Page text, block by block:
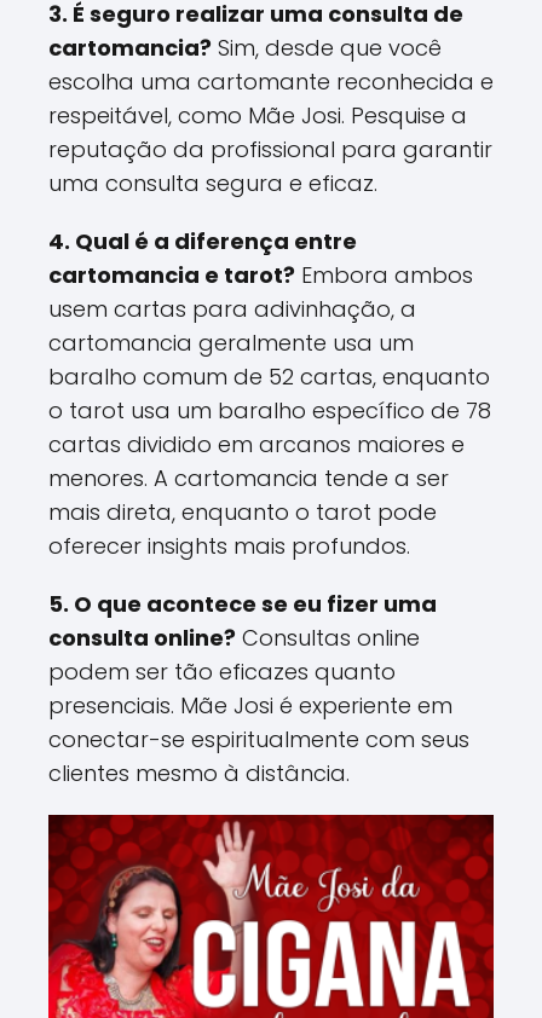
3. É seguro realizar uma consulta de
cartomancia? Sim, desde que você
escolha uma cartomante reconhecida e
respeitável, como Mãe Josi. Pesquise a
reputação da profissional para garantir
uma consulta segura e eficaz.
4. Qual é a diferença entre
cartomancia e tarot? Embora ambos
usem cartas para adivinhação, a
cartomancia geralmente usa um
baralho comum de 52 cartas, enquanto
o tarot usa um baralho específico de 78
cartas dividido em arcanos maiores e
menores. A cartomancia tende a ser
mais direta, enquanto o tarot pode
oferecer insights mais profundos​.
5. O que acontece se eu fizer uma
consulta online? Consultas online
podem ser tão eficazes quanto
presenciais. Mãe Josi é experiente em
conectar-se espiritualmente com seus
clientes mesmo à distância​.